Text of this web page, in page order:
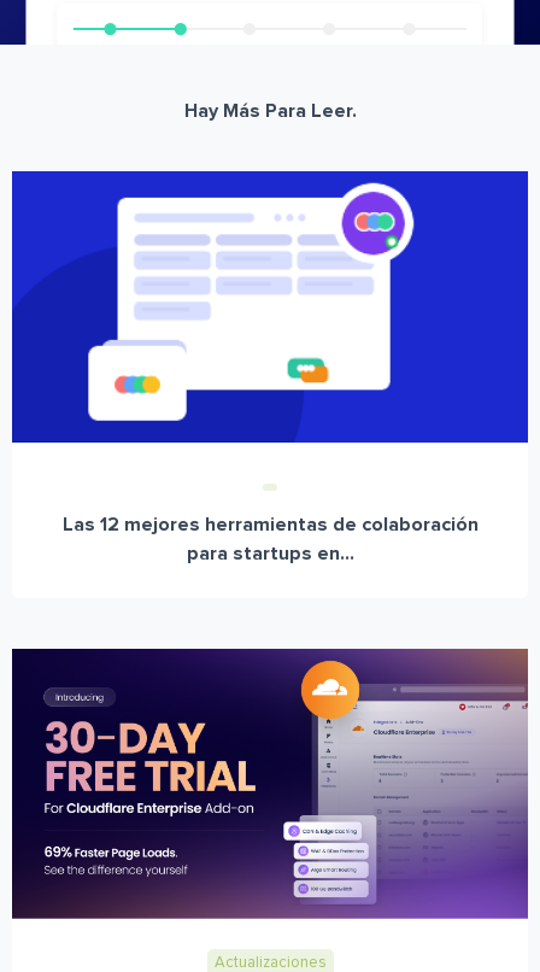
Hay Más Para Leer.
Las 12 mejores herramientas de colaboración
para startups en...
Actualizaciones